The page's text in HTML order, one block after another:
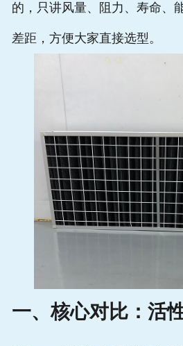
的，只讲风量、阻力、寿命、
差距，方便大家直接选型。
一、核心对比：活